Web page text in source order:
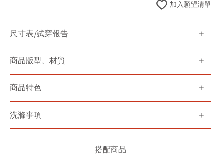
加入願望清單
尺寸表/試穿報告
商品版型、材質
商品特色
洗滌事項
搭配商品